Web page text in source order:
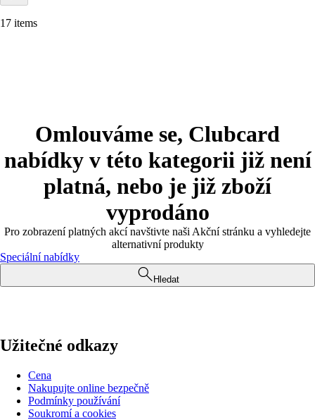
17 items
Omlouváme se, Clubcard
nabídky v této kategorii již není
platná, nebo je již zboží
vyprodáno
Pro zobrazení platných akcí navštivte naši Akční stránku a vyhledejte
alternativní produkty
Speciální nabídky
Hledat
Užitečné odkazy
Cena
Nakupujte online bezpečně
Podmínky používání
Soukromí a cookies